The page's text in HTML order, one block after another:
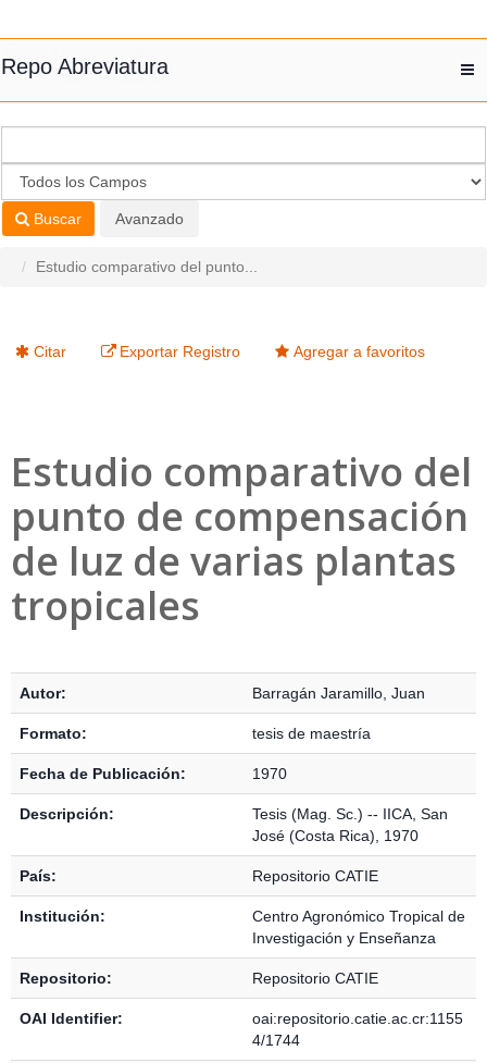
Repo Abreviatura
Buscar Avanzado
Estudio comparativo del punto...
Citar Exportar Registro Agregar a favoritos
Estudio comparativo del
punto de compensación
de luz de varias plantas
tropicales
Autor: Barragán Jaramillo, Juan
Formato: tesis de maestría
Fecha de Publicación: 1970
Descripción:
Tesis (Mag. Sc.) -- IICA, San
José (Costa Rica), 1970
País: Repositorio CATIE
Institución:
Centro Agronómico Tropical de
Investigación y Enseñanza
Repositorio: Repositorio CATIE
OAI Identifier:
oai:repositorio.catie.ac.cr:1155
4/1744